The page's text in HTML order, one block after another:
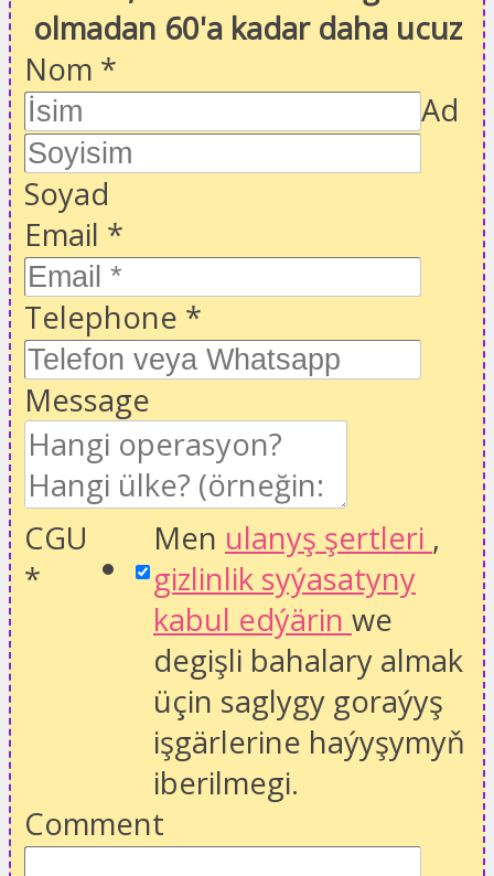
olmadan 60'a kadar daha ucuz
Nom *
Ad
Soyad
Email *
Telephone *
Message
CGU
*
Men ulanyş şertleri ,
gizlinlik syýasatyny
kabul edýärin we
degişli bahalary almak
üçin saglygy goraýyş
işgärlerine haýyşymyň
iberilmegi.
Comment